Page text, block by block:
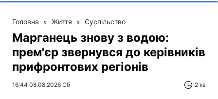
Головна » Життя » Суспільство
Марганець знову з водою:
прем'єр звернувся до керівників
прифронтових регіонів
16:44 08.08.2026 Сб 2 хв